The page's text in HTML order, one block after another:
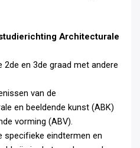
Architecturale
en 3de graad met andere
van de
en beeldende kunst (ABK)
vorming (ABV).
specifieke eindtermen en